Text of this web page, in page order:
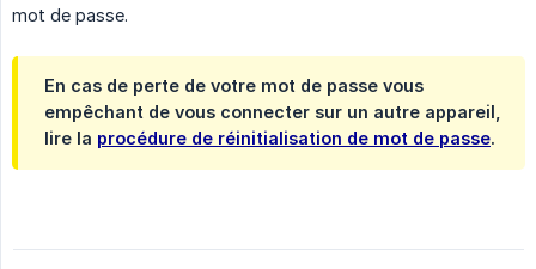
mot de passe.
En cas de perte de votre mot de passe vous
empêchant de vous connecter sur un autre appareil,
lire la procédure de réinitialisation de mot de passe.